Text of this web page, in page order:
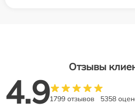
Отзывы
4.91799 отзывов 5358